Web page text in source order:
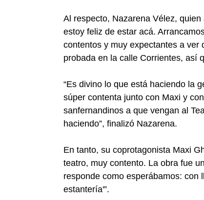
Al respecto, Nazarena Vélez,
estoy feliz de estar acá.
contentos y muy expectantes a ver
probada en la calle Corrientes, así
“Es divino lo que está haciendo la
súper contenta junto con Maxi y
sanfernandinos a que vengan al
haciendo”, finalizó Nazarena.
En tanto, su coprotagonista Maxi
teatro, muy contento. La obra fue
responde como esperábamos: con
estantería'”.